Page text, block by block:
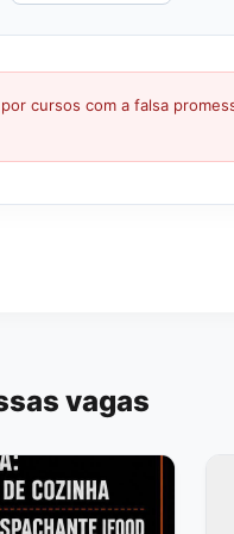
cursos com a falsa
vagas